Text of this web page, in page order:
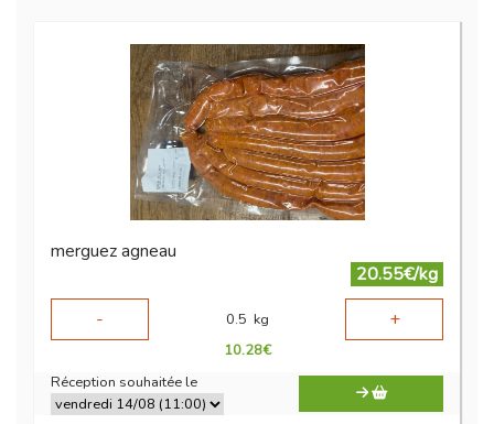
merguez agneau
20.55€/kg
-
0.5 kg +
10.28€
Réception souhaitée le